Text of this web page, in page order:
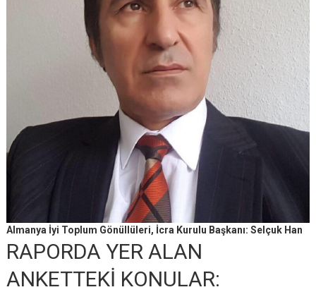
Almanya İyi Toplum Gönüllüleri, İcra Kurulu Başkanı: Selçuk Han
RAPORDA YER ALAN
ANKETTEKİ KONULAR: